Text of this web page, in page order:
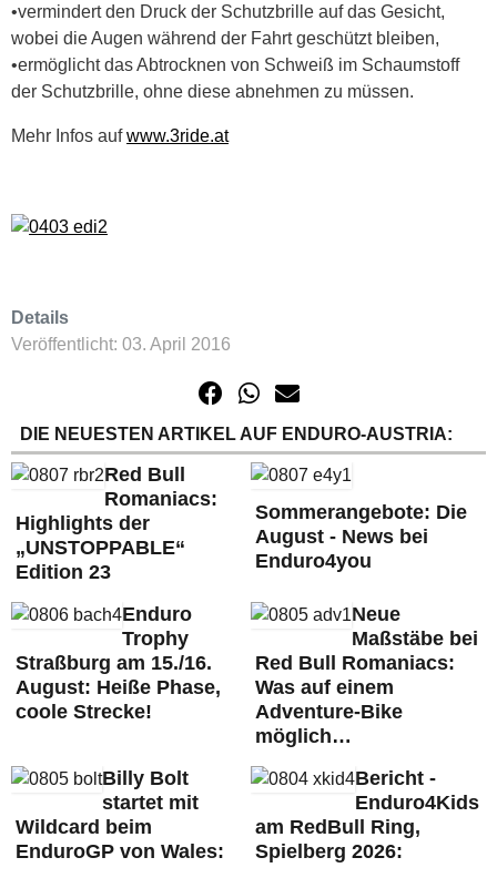
•vermindert den Druck der Schutzbrille auf das Gesicht,
wobei die Augen während der Fahrt geschützt bleiben,
•ermöglicht das Abtrocknen von Schweiß im Schaumstoff
der Schutzbrille, ohne diese abnehmen zu müssen.
Mehr Infos aufwww.3ride.at
Details
Veröffentlicht: 03. April 2016
DIE NEUESTEN ARTIKEL AUF ENDURO-AUSTRIA:
Red Bull
Romaniacs:
Highlights der
„UNSTOPPABLE“
Edition 23
Sommerangebote: Die
August - News bei
Enduro4you
Enduro
Trophy
Straßburg am 15./16.
August: Heiße Phase,
coole Strecke!
Neue
Maßstäbe bei
Red Bull Romaniacs:
Was auf einem
Adventure-Bike
möglich…
Billy Bolt
startet mit
Wildcard beim
EnduroGP von Wales:
Bericht -
Enduro4Kids
am RedBull Ring,
Spielberg 2026: